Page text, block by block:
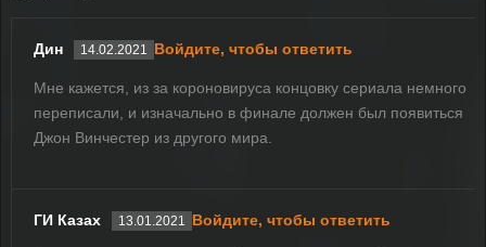
Дин 14.02.2021 Войдите, чтобы ответить
Мне кажется, из за короновируса концовку сериала немного
переписали, и изначально в финале должен был появиться
Джон Винчестер из другого мира.
ГИ Казах 13.01.2021 Войдите, чтобы ответить